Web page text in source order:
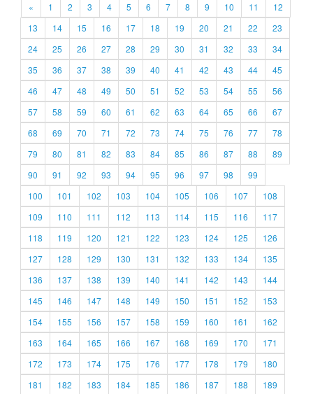
« 1 2 3 4 5 6 7 8 9 10 11
12
13
14 15 16 17 18 19 20 21 22
23
24
25 26 27 28 29 30 31 32 33
34
35
36 37 38 39 40 41 42 43 44
45
46
47 48 49 50 51 52 53 54 55
56
57
58 59 60 61 62 63 64 65 66
67
68
69 70 71 72 73 74 75 76 77
78
79
80 81 82 83 84 85 86 87 88
89
90
91 92 93 94 95 96 97 98
99
100
101 102 103 104 105 106 107
108
109
110 111 112 113 114 115 116
117
118
119 120 121 122 123 124 125
126
127
128 129 130 131 132 133 134
135
136
137 138 139 140 141 142 143
144
145
146 147 148 149 150 151 152
153
154
155 156 157 158 159 160 161
162
163
164 165 166 167 168 169 170
171
172
173 174 175 176 177 178 179
180
181
182 183 184 185 186 187 188
189